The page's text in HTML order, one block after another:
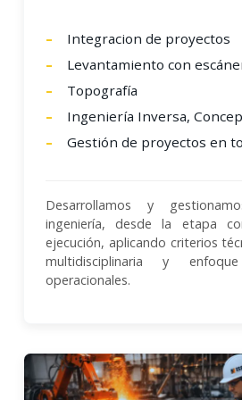
Integracion de proyectos
Levantamiento con
Topografía
Ingeniería Inversa,
Gestión de proyectos en
Desarrollamos y
ingeniería, desde la etapa
ejecución, aplicando criterios
multidisciplinaria y
operacionales.